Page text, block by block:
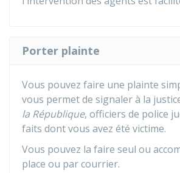
Porter plainte
Vous pouvez faire une plainte
vous permet de signaler à la
la République, officiers de police
faits dont vous avez été victime.
Vous pouvez la faire seul ou
place ou par courrier.